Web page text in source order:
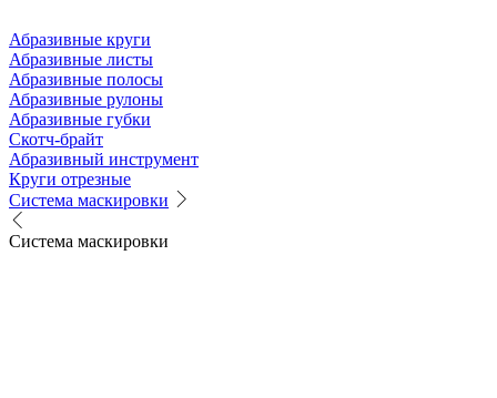
Абразивные круги
Абразивные листы
Абразивные полосы
Абразивные рулоны
Абразивные губки
Скотч-брайт
Абразивный инструмент
Круги отрезные
Система маскировки
Система маскировки